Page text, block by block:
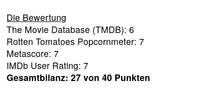
Die Bewertung
The Movie Database (TMDB): 6
Rotten Tomatoes Popcornmeter: 7
Metascore: 7
IMDb User Rating: 7
Gesamtbilanz: 27 von 40 Punkten